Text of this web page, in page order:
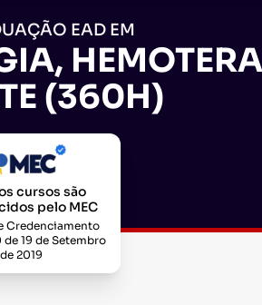
EAD EM
(360H)
cursos são
pelo MEC
Credenciamento
de 19 de Setembro
de 2019